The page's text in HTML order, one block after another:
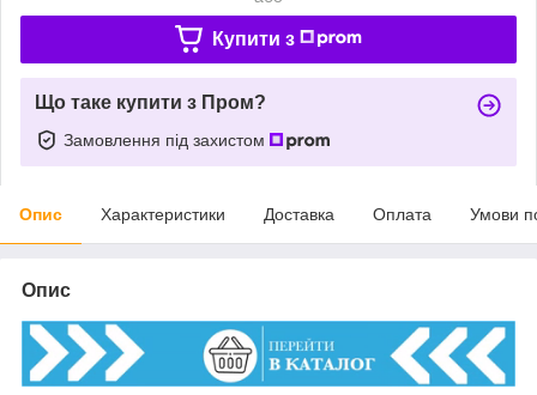
Купити з
Що таке купити з Пром?
Замовлення під захистом
Опис Характеристики Доставка Оплата Умови
Опис